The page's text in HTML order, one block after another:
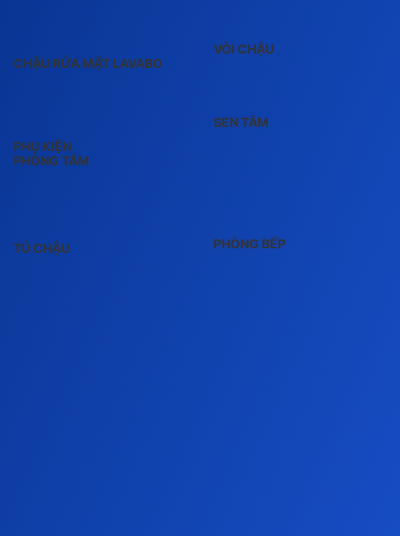
CHẬU RỬA MẶT LAVABO
VÒI CHẬU
PHỤ KIỆN
PHÒNG TẮM
SEN TẮM
TỦ CHẬU PHÒNG BẾP